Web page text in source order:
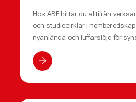
Hos ABF hittar du alltifrån
och studiecirklar i
nyanlända och luffarslöjd för